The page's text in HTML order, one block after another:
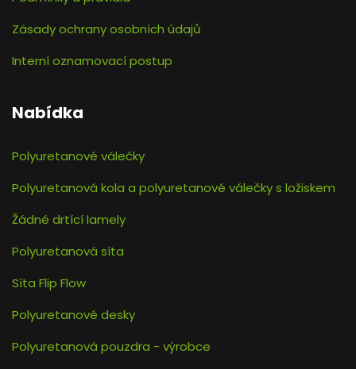
Zásady ochrany osobních údajů
Interní oznamovací postup
Nabídka
Polyuretanové válečky
Polyuretanová kola a polyuretanové válečky s ložiskem
Žádné drtící lamely
Polyuretanová síta
Síta Flip Flow
Polyuretanové desky
Polyuretanová pouzdra - výrobce